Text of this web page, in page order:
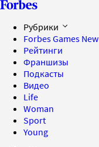
Рубрики
Forbes Games New
Рейтинги
Франшизы
Подкасты
Видео
Life
Woman
Sport
Young